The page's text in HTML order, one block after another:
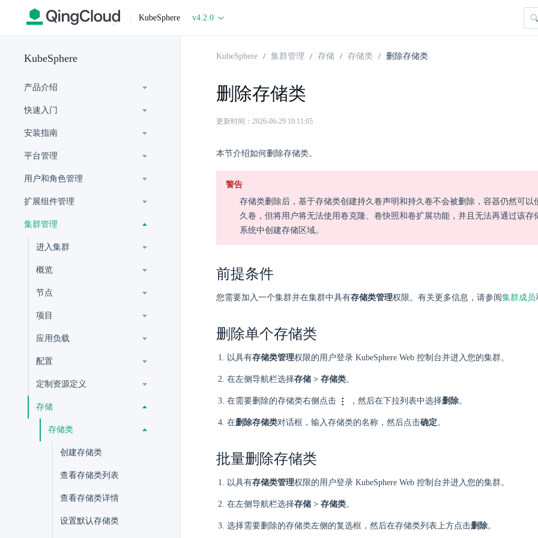
| KubeSphere v4.2.0
KubeSphere
产品介绍
快速入门
安装指南
平台管理
用户和角色管理
扩展组件管理
集群管理
进入集群
概览
节点
项目
应用负载
配置
定制资源定义
存储
存储类
创建存储类
查看存储类列表
查看存储类详情
设置默认存储类
KubeSphere 集群管理 存储 存储类 删除存储类
删除存储类
更新时间：2026-06-29 10:11:05
本节介绍如何删除存储类。
警告
存储类删除后，基于存储类创建持久卷声明和持久卷不会被删除，容器仍然可以
久卷，但将用户将无法使用卷克隆、卷快照和卷扩展功能，并且无法再通过该存
系统中创建存储区域。
前提条件
您需要加入一个集群并在集群中具有存储类管理权限。有关更多信息，请参阅集群成员
删除单个存储类
以具有存储类管理权限的用户登录 KubeSphere Web 控制台并进入您的集群。
在左侧导航栏选择存储 > 存储类。
在需要删除的存储类右侧点击 ，然后在下拉列表中选择删除。
在删除存储类对话框，输入存储类的名称，然后点击确定。
批量删除存储类
以具有存储类管理权限的用户登录 KubeSphere Web 控制台并进入您的集群。
在左侧导航栏选择存储 > 存储类。
选择需要删除的存储类左侧的复选框，然后在存储类列表上方点击删除。